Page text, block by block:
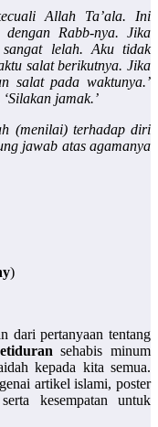
Allah Ta’ala. Ini
Rabb-nya. Jika
sangat lelah. Aku tidak
salat berikutnya. Jika
salat pada waktunya.’
jamak.’
(menilai) terhadap diri
jawab atas agamanya
)
dari pertanyaan tentang
sehabis minum
kepada kita semua.
artikel islami, poster
kesempatan untuk